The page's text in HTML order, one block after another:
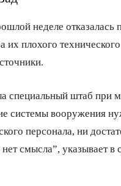
неделе отказалась
плохого
специальный штаб при
системы вооружения
персонала, ни
смысла”, указывает в